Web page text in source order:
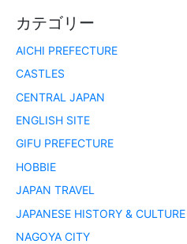
カテゴリー
AICHI PREFECTURE
CASTLES
CENTRAL JAPAN
ENGLISH SITE
GIFU PREFECTURE
HOBBIE
JAPAN TRAVEL
JAPANESE HISTORY & CULTURE
NAGOYA CITY